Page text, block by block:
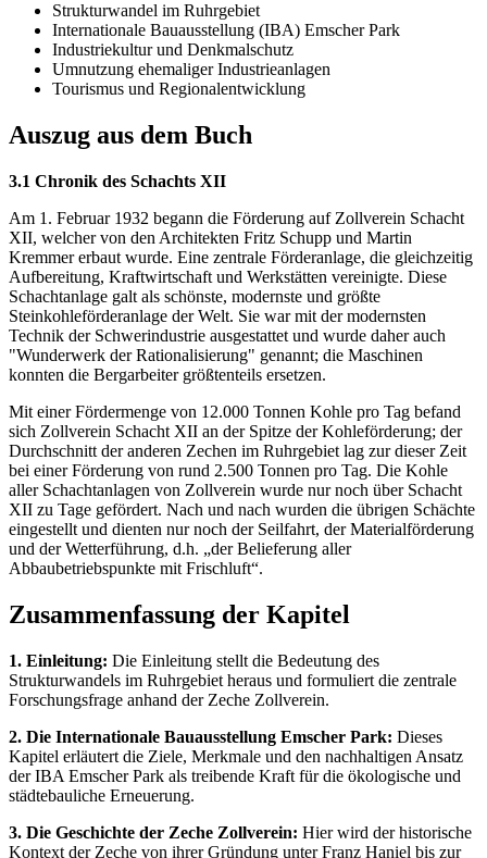
Strukturwandel im Ruhrgebiet
Internationale Bauausstellung (IBA) Emscher Park
Industriekultur und Denkmalschutz
Umnutzung ehemaliger Industrieanlagen
Tourismus und Regionalentwicklung
Auszug aus dem Buch
3.1 Chronik des Schachts XII
Am 1. Februar 1932 begann die Förderung auf Zollverein Schacht
XII, welcher von den Architekten Fritz Schupp und Martin
Kremmer erbaut wurde. Eine zentrale Förderanlage, die gleichzeitig
Aufbereitung, Kraftwirtschaft und Werkstätten vereinigte. Diese
Schachtanlage galt als schönste, modernste und größte
Steinkohleförderanlage der Welt. Sie war mit der modernsten
Technik der Schwerindustrie ausgestattet und wurde daher auch
"Wunderwerk der Rationalisierung" genannt; die Maschinen
konnten die Bergarbeiter größtenteils ersetzen.
Mit einer Fördermenge von 12.000 Tonnen Kohle pro Tag befand
sich Zollverein Schacht XII an der Spitze der Kohleförderung; der
Durchschnitt der anderen Zechen im Ruhrgebiet lag zur dieser Zeit
bei einer Förderung von rund 2.500 Tonnen pro Tag. Die Kohle
aller Schachtanlagen von Zollverein wurde nur noch über Schacht
XII zu Tage gefördert. Nach und nach wurden die übrigen Schächte
eingestellt und dienten nur noch der Seilfahrt, der Materialförderung
und der Wetterführung, d.h. „der Belieferung aller
Abbaubetriebspunkte mit Frischluft“.
Zusammenfassung der Kapitel
1. Einleitung: Die Einleitung stellt die Bedeutung des
Strukturwandels im Ruhrgebiet heraus und formuliert die zentrale
Forschungsfrage anhand der Zeche Zollverein.
2. Die Internationale Bauausstellung Emscher Park: Dieses
Kapitel erläutert die Ziele, Merkmale und den nachhaltigen Ansatz
der IBA Emscher Park als treibende Kraft für die ökologische und
städtebauliche Erneuerung.
3. Die Geschichte der Zeche Zollverein: Hier wird der historische
Kontext der Zeche von ihrer Gründung unter Franz Haniel bis zur